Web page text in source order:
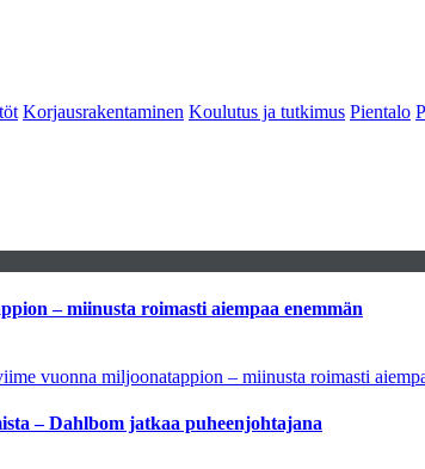
Korjausrakentaminen Koulutus ja tutkimus Pientalo
– miinusta roimasti aiempaa enemmän
vuonna miljoonatappion – miinusta roimasti
– Dahlbom jatkaa puheenjohtajana